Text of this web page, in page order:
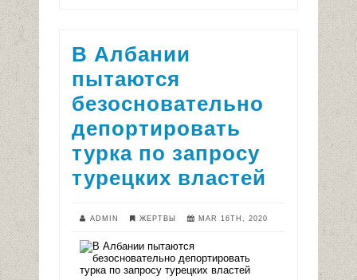
В Албании
пытаются
безосновательно
депортировать
турка по запросу
турецких властей
ADMIN ЖЕРТВЫ MAR 16TH, 2020